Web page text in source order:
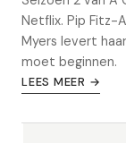
Netflix. Pip Fitz-
Myers levert
moet beginnen.
LEES MEER →